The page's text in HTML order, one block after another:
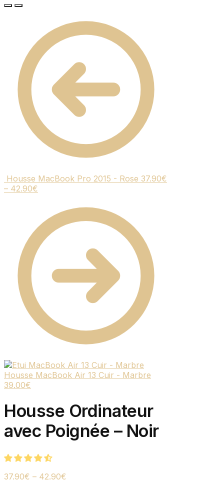
Housse MacBook Pro 2015 - Rose 37.90€
– 42.90€
Housse MacBook Air 13 Cuir - Marbre
39.00€
Housse Ordinateur
avec Poignée – Noir
37.90€ – 42.90€